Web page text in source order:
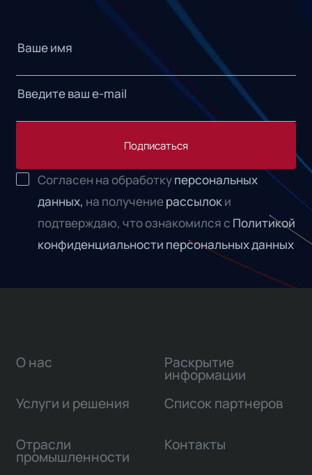
Подписаться
Согласен на обработкуперсональных
данных, на получениерассылоки
подтверждаю, что ознакомился с Политикой
конфиденциальности персональных данных
О нас
Услуги и решения
Отрасли
промышленности
Раскрытие
информации
Список партнеров
Контакты